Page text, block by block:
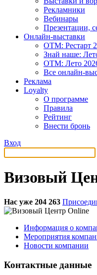
Рекламники
Вебинары
Презентации,
Онлайн-выставки
OTM: Рестарт
Знай наше:
OTM: Лето
Все онлайн-
Реклама
Loyalty
О программе
Правила
Рейтинг
Внести бронь
Вход
Визовый
Нас уже 204 263
Информация о
Мероприятия
Новости компании
Контактные данные